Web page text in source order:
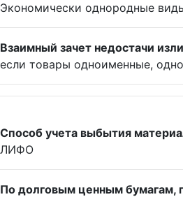
Экономически однородные
Взаимный зачет недостачи
если товары одноименные,
Способ учета выбытия
ЛИФО
По долговым ценным бумагам,